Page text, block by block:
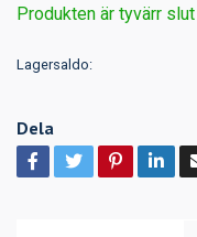
Produkten är tyvärr slut
Lagersaldo:
Dela